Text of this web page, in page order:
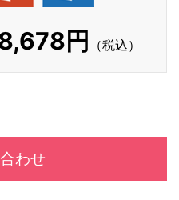
円 （税込）
わせ